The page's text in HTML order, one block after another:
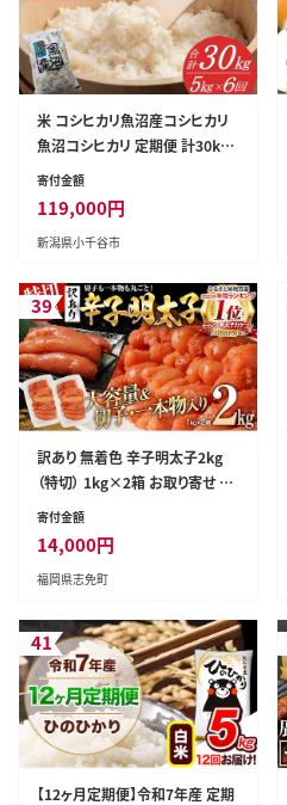
米 コシヒカリ魚沼産コシヒカリ
魚沼コシヒカリ 定期便 計30kg
(5kg×6回) 毎月お届け 令和8
| 魚沼産こしひかり 魚沼こしひか
り 新潟県産コシヒカリ 新潟産コ
しひかり 新潟産こしひかり 新潟
こしひかり 新潟コシヒカリ お米
白米 おこめ コメ オコメ にいが
た 新潟県 小千谷市 【0002-KY1
4DB00】
寄付金額
119,000円
新潟県小千谷市
39
訳あり 無着色 辛子明太子2kg
（特切） 1kg×2箱 お取り寄せ 小
分け 白ワイン わけあり 切れ子
メ 博多 福岡 お土産 ギフト 海鮮
業務用 たっぷり HACCP認定
寄付金額
14,000円
福岡県志免町
41
【12ヶ月定期便】令和7年産 定期